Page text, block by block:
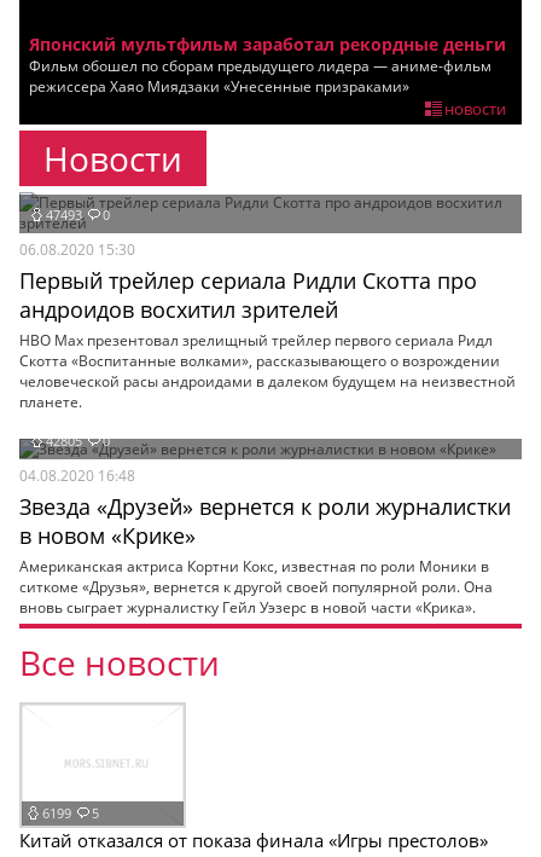
Мои материалы
Мои места
Моя личная афиша
Перечитать
Японский мультфильм заработал рекордные деньги
Фильм обошел по сборам предыдущего лидера — аниме-фильм
режиссера Хаяо Миядзаки «Унесенные призраками»
новости
Новости
47493 0
06.08.2020 15:30
Первый трейлер сериала Ридли Скотта про
андроидов восхитил зрителей
HBO Max презентовал зрелищный трейлер первого сериала Ридл
Скотта «Воспитанные волками», рассказывающего о возрождении
человеческой расы андроидами в далеком будущем на неизвестной
планете.
42805 0
04.08.2020 16:48
Звезда «Друзей» вернется к роли журналистки
в новом «Крике»
Американская актриса Кортни Кокс, известная по роли Моники в
ситкоме «Друзья», вернется к другой своей популярной роли. Она
вновь сыграет журналистку Гейл Уэзерс в новой части «Крика».
Все новости
6199 5
Китай отказался от показа финала «Игры престолов»